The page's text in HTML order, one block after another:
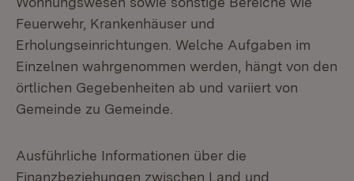
Feuerwehr, Krankenhäuser und
Erholungseinrichtungen. Welche Aufgaben im
Einzelnen wahrgenommen werden, hängt von den
örtlichen Gegebenheiten ab und variiert von
Gemeinde zu Gemeinde.
Ausführliche Informationen über die
Finanzbeziehungen zwischen Land und